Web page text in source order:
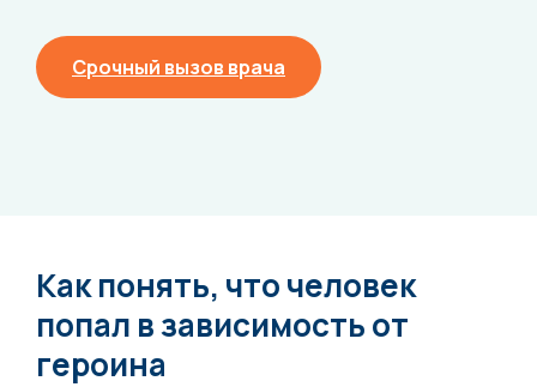
Срочный вызов врача
Как понять, что человек
попал в зависимость от
героина